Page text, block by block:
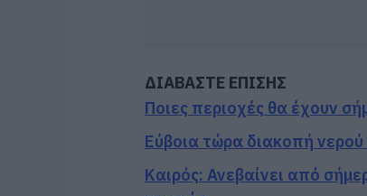
ΔΙΑΒΑΣΤΕ ΕΠΙΣΗΣ
Ποιες περιοχές θα έχουν
Εύβοια τώρα διακοπή
Καιρός: Ανεβαίνει από